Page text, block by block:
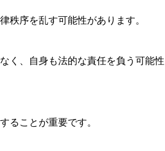
秩序を乱す可能性があります。
く、自身も法的な責任を負う可能性
ることが重要です。